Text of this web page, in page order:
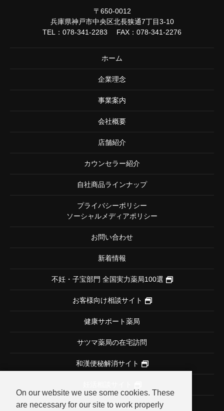
〒650-0012
兵庫県神戸市中央区北長狭通7丁目3-10
TEL： 078-341-2283 FAX：078-341-2276
ホーム
企業理念
事業案内
会社概要
店舗紹介
カウンセラー紹介
自社商品ラインナップ
プライバシーポリシー
ソーシャルメディアポリシー
お問い合わせ
新着情報
不妊・子宝部門 全国実力薬局100選
お客様向け相談サイト
健康サポート薬局
サツマ薬局の在宅訪問
和漢便秘解消サイト
メディア掲載
On our website we use some cookies. These
are necessary for our site to work properly